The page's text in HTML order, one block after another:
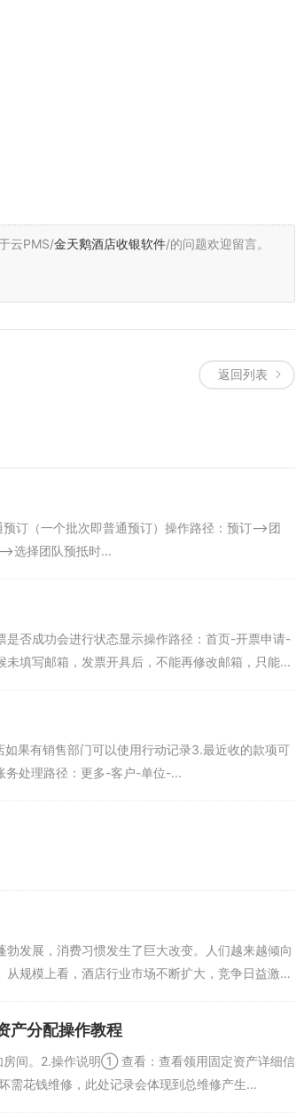
云PMS/金天鹅酒店收银软件/的问题欢迎留言。
返回列表
订（一个批次即普通预订）操作路径：预订—>团
选择团队预抵时...
否成功会进行状态显示操作路径：首页-开票申请-
填写邮箱，发票开具后，不能再修改邮箱，只能...
果有销售部门可以使用行动记录3.最近收的款项可
务处理路径：更多-客户-单位-...
发展，消费习惯发生了巨大改变。人们越来越倾向
规模上看，酒店行业市场不断扩大，竞争日益激
产分配操作教程
房间。2.操作说明① 查看：查看领用固定资产详细信
花钱维修，此处记录会体现到总维修产生...